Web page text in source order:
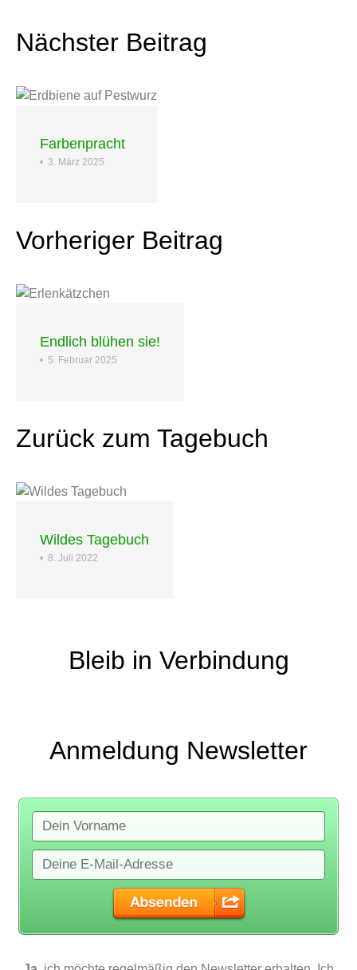
Nächster Beitrag
Farbenpracht
• 3. März 2025
Vorheriger Beitrag
Endlich blühen sie!
• 5. Februar 2025
Zurück zum Tagebuch
Wildes Tagebuch
• 8. Juli 2022
Bleib in Verbindung
Anmeldung Newsletter